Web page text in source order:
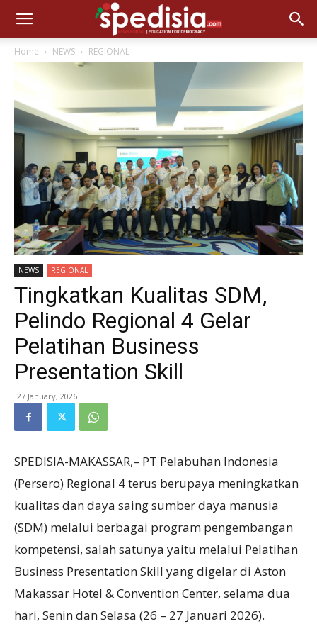
Home NEWS REGIONAL
NEWS REGIONAL
Tingkatkan Kualitas SDM,
Pelindo Regional 4 Gelar
Pelatihan Business
Presentation Skill
27 January, 2026
SPEDISIA-MAKASSAR,– PT Pelabuhan Indonesia
(Persero) Regional 4 terus berupaya meningkatkan
kualitas dan daya saing sumber daya manusia
(SDM) melalui berbagai program pengembangan
kompetensi, salah satunya yaitu melalui Pelatihan
Business Presentation Skill yang digelar di Aston
Makassar Hotel & Convention Center, selama dua
hari, Senin dan Selasa (26 – 27 Januari 2026).